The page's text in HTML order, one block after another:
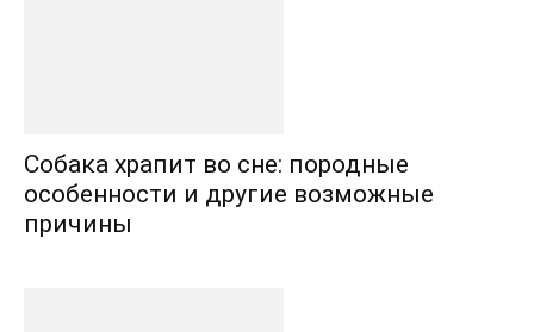
Собака храпит во сне: породные
особенности и другие возможные
причины